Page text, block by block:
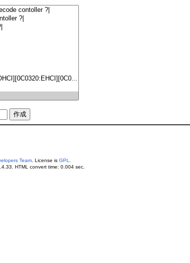
Team. License is GPL
HTML convert time: 0.004 sec.